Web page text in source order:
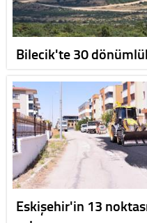
Bilecik'te 30
Eskişehir'in 13